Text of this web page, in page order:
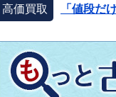
高価買取 「値段だ